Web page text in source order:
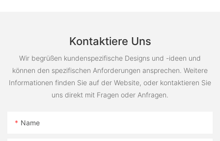
Kontaktiere Uns
Wir begrüßen kundenspezifische Designs und -ideen und
können den spezifischen Anforderungen ansprechen. Weitere
Informationen finden Sie auf der Website, oder kontaktieren Sie
uns direkt mit Fragen oder Anfragen.
Name